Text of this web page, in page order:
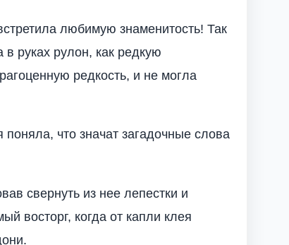
любимую знаменитость! Так
руках рулон, как редкую
редкость, и не могла
что значат загадочные слова
свернуть из нее лепестки и
восторг, когда от капли клея